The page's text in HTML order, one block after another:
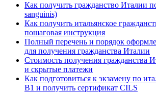
Как получить гражданство Италии
sanguinis)
Как получить итальянское
пошаговая инструкция
Полный перечень и порядок
для получения гражданства Италии
Стоимость получения гражданства
и скрытые платежи
Как подготовиться к экзамену по
B1 и получить сертификат CILS